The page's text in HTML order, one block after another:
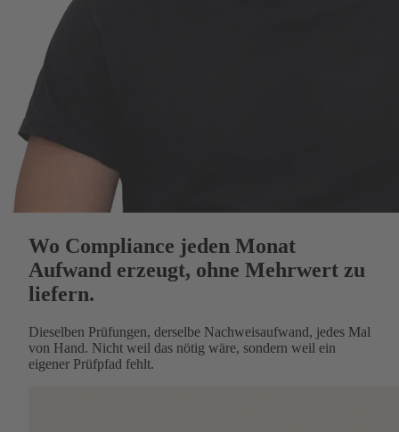
Wo Compliance jeden Monat
Aufwand erzeugt, ohne Mehrwert zu
liefern.
Dieselben Prüfungen, derselbe Nachweisaufwand, jedes Mal
von Hand. Nicht weil das nötig wäre, sondern weil ein
eigener Prüfpfad fehlt.